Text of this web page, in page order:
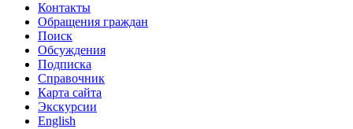
Контакты
Обращения граждан
Поиск
Обсуждения
Подписка
Справочник
Карта сайта
Экскурсии
English